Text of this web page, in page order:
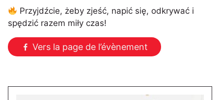
Przyjdźcie, żeby zjeść, napić się, odkrywać i
spędzić razem miły czas!
Vers la page de l’évènement